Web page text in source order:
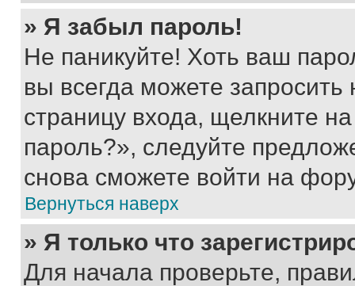
» Я забыл пароль!
Не паникуйте! Хоть ваш
вы всегда можете
страницу входа, щелкните
пароль?», следуйте
снова сможете войти на
Вернуться наверх
» Я только что
Для начала проверьте,